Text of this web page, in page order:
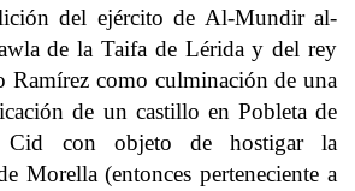
del ejército de Al-Mundir al-
de la Taifa de Lérida y del rey
Ramírez como culminación de una
de un castillo en Pobleta de
con objeto de hostigar la
Morella (entonces perteneciente a